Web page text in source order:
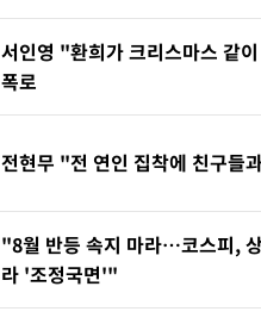
서인영 "환희가 크리스마스 같
폭로
전현무 "전 연인 집착에 친구들
"8월 반등 속지 마라…코스피,
라 '조정국면'"